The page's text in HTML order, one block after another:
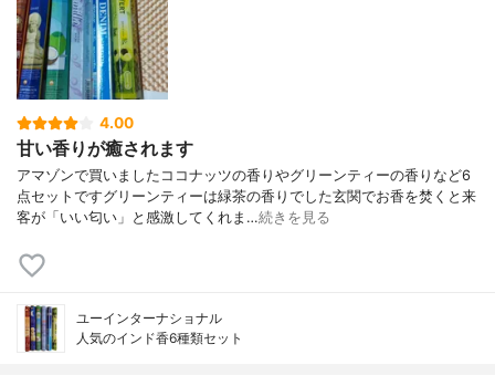
4.00
甘い香りが癒されます
アマゾンで買いましたココナッツの香りやグリーンティーの香りなど6
点セットですグリーンティーは緑茶の香りでした玄関でお香を焚くと来
客が「いい匂い」と感激してくれま…続きを見る
ユーインターナショナル
人気のインド香6種類セット